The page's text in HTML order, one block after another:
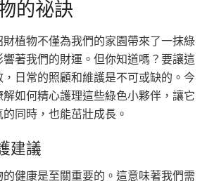
的祕訣
植物不僅為我們的家園帶來了一抹綠
著我們的財運。但你知道嗎？要讓這
日常的照顧和維護是不可或缺的。今
如何精心護理這些綠色小夥伴，讓它
同時，也能茁壯成長。
建議
健康是至關重要的。這意味著我們需